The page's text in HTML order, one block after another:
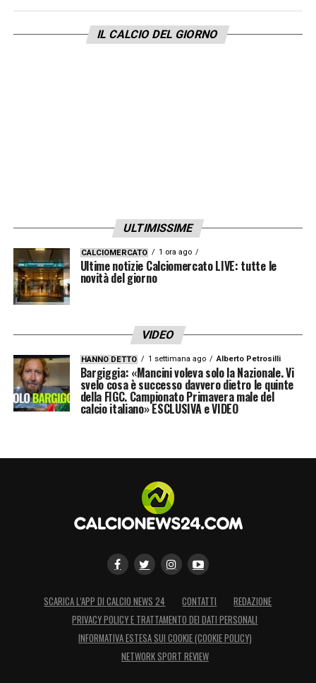
IL CALCIO DEL GIORNO
ULTIMISSIME
CALCIOMERCATO 1 ora ago
Ultime notizie Calciomercato LIVE: tutte le
novità del giorno
VIDEO
HANNO DETTO 1 settimana ago Alberto Petrosilli
Bargiggia: «Mancini voleva solo la Nazionale. Vi
svelo cosa è successo davvero dietro le quinte
della FIGC. Campionato Primavera male del
calcio italiano» ESCLUSIVA e VIDEO
SCARICA L’APP DI CALCIO NEWS 24 CONTATTI
REDAZIONE
PRIVACY POLICY E TRATTAMENTO DEI DATI PERSONALI
INFORMATIVA ESTESA SUI COOKIE (COOKIE POLICY)
NETWORK SPORT REVIEW